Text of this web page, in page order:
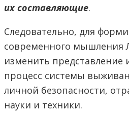
их составляющие.
Следовательно, для
современного мышления
изменить представление
процесс системы
личной безопасности,
науки и техники.